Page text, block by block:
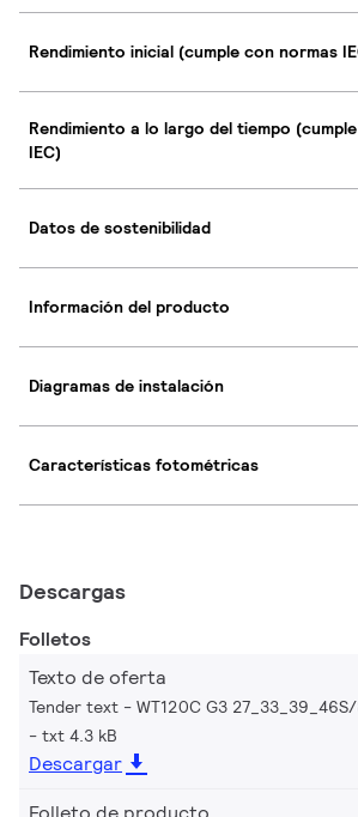
Rendimiento inicial (cumple con normas
Rendimiento a lo largo del tiempo
IEC)
Datos de sostenibilidad
Información del producto
Diagramas de instalación
Características fotométricas
Descargas
Folletos
Texto de oferta
Tender text - WT120C G3
txt 4.3 kB
Descargar